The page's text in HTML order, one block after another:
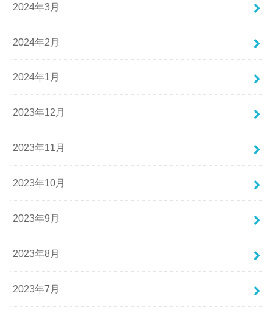
2024年3月
2024年2月
2024年1月
2023年12月
2023年11月
2023年10月
2023年9月
2023年8月
2023年7月